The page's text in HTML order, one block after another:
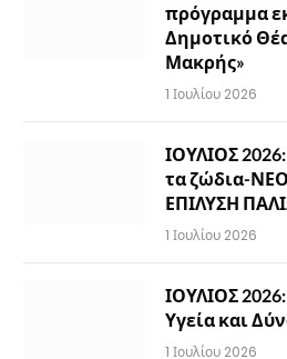
πρόγραμμα
Δημοτικό
Μακρής»
1 Ιουλίου 2026
ΙΟΥΛΙΟΣ
τα ζώδια-
ΕΠΙΛΥΣΗ
1 Ιουλίου 2026
ΙΟΥΛΙΟΣ
Υγεία και
1 Ιουλίου 2026